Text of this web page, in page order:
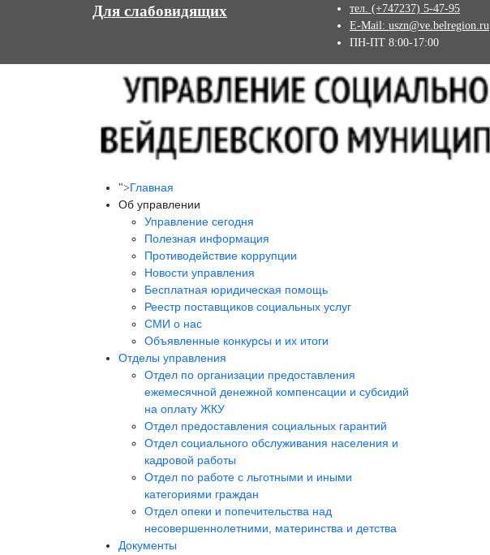
Для слабовидящих
тел. (+747237) 5-47-95
E-Mail: uszn@ve.belregion.ru
ПН-ПТ 8:00-17:00
">Главная
Об управлении
Управление сегодня
Полезная информация
Противодействие коррупции
Новости управления
Бесплатная юридическая помощь
Реестр поставщиков социальных услуг
СМИ о нас
Объявленные конкурсы и их итоги
Отделы управления
Отдел по организации предоставления
ежемесячной денежной компенсации и субсидий
на оплату ЖКУ
Отдел предоставления социальных гарантий
Отдел социального обслуживания населения и
кадровой работы
Отдел по работе с льготными и иными
категориями граждан
Отдел опеки и попечительства над
несовершеннолетними, материнства и детства
Документы